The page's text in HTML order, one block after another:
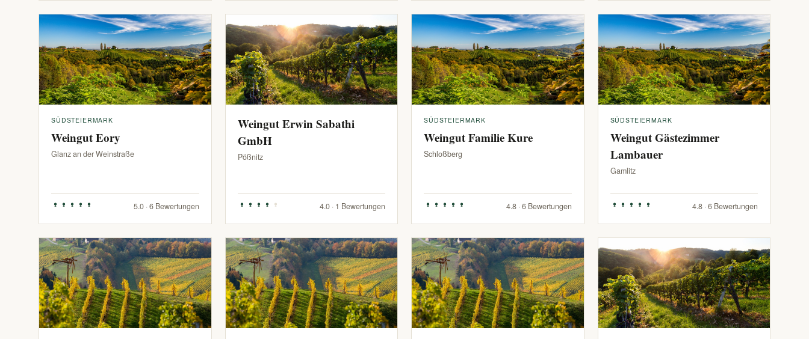
SÜDSTEIERMARK
Weingut Eory
Glanz an der Weinstraße
5.0 · 6 Bewertungen
Weingut Erwin Sabathi
GmbH
Pößnitz
4.0 · 1 Bewertungen
SÜDSTEIERMARK
Weingut Familie Kure
Schloßberg
4.8 · 6 Bewertungen
SÜDSTEIERMARK
Weingut Gästezimmer
Lambauer
Gamlitz
4.8 · 6 Bewertungen